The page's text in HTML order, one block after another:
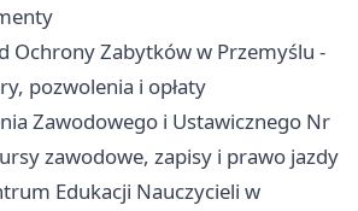
Ochrony Zabytków w Przemyślu -
pozwolenia i opłaty
Zawodowego i Ustawicznego Nr
zawodowe, zapisy i prawo jazdy
Edukacji Nauczycieli w